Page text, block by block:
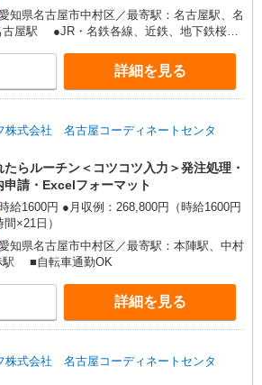
知県名古屋市中村区／最寄駅：名古屋駅、名
古屋駅 ●JR・名鉄各線、近鉄、地下鉄桜通
詳細を見る
株式会社 名古屋コーディネートセンタ
たらルーチン＜コツコツ入力＞発注処理・
申請・Excelフォーマット
時給1600円 ●月収例：268,800円（時給1600円
間×21日）
知県名古屋市中村区／最寄駅：本陣駅、中村
駅 ■自転車通勤OK
詳細を見る
株式会社 名古屋コーディネートセンタ